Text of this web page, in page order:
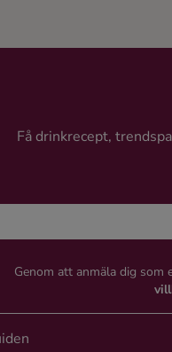
Få drinkrecept,
Genom att anmäla dig som